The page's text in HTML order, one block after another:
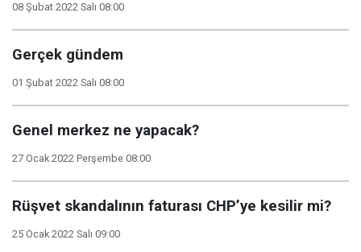
08 Şubat 2022 Salı 08:00
Gerçek gündem
01 Şubat 2022 Salı 08:00
Genel merkez ne yapacak?
27 Ocak 2022 Perşembe 08:00
Rüşvet skandalının faturası CHP’ye kesilir mi?
25 Ocak 2022 Salı 09:00